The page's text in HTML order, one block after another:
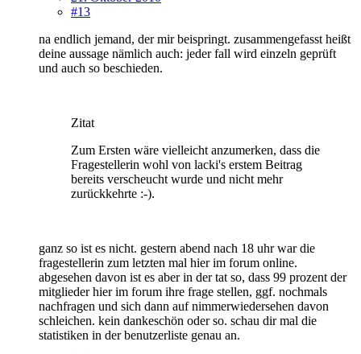
#13
na endlich jemand, der mir beispringt. zusammengefasst heißt
deine aussage nämlich auch: jeder fall wird einzeln geprüft
und auch so beschieden.
Zitat
Zum Ersten wäre vielleicht anzumerken, dass die
Fragestellerin wohl von lacki's erstem Beitrag
bereits verscheucht wurde und nicht mehr
zurückkehrte :-).
ganz so ist es nicht. gestern abend nach 18 uhr war die
fragestellerin zum letzten mal hier im forum online.
abgesehen davon ist es aber in der tat so, dass 99 prozent der
mitglieder hier im forum ihre frage stellen, ggf. nochmals
nachfragen und sich dann auf nimmerwiedersehen davon
schleichen. kein dankeschön oder so. schau dir mal die
statistiken in der benutzerliste genau an.